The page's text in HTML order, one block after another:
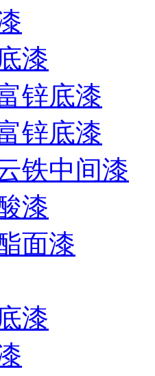
漆
锌底漆
锌底漆
铁中间漆
漆
面漆
漆